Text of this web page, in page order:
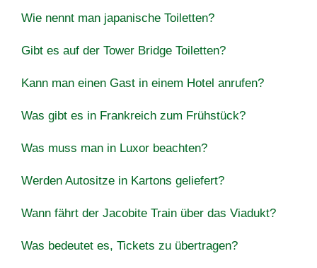
Wie nennt man japanische Toiletten?
Gibt es auf der Tower Bridge Toiletten?
Kann man einen Gast in einem Hotel anrufen?
Was gibt es in Frankreich zum Frühstück?
Was muss man in Luxor beachten?
Werden Autositze in Kartons geliefert?
Wann fährt der Jacobite Train über das Viadukt?
Was bedeutet es, Tickets zu übertragen?